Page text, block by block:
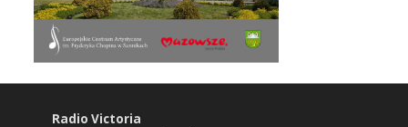
Radio Victoria